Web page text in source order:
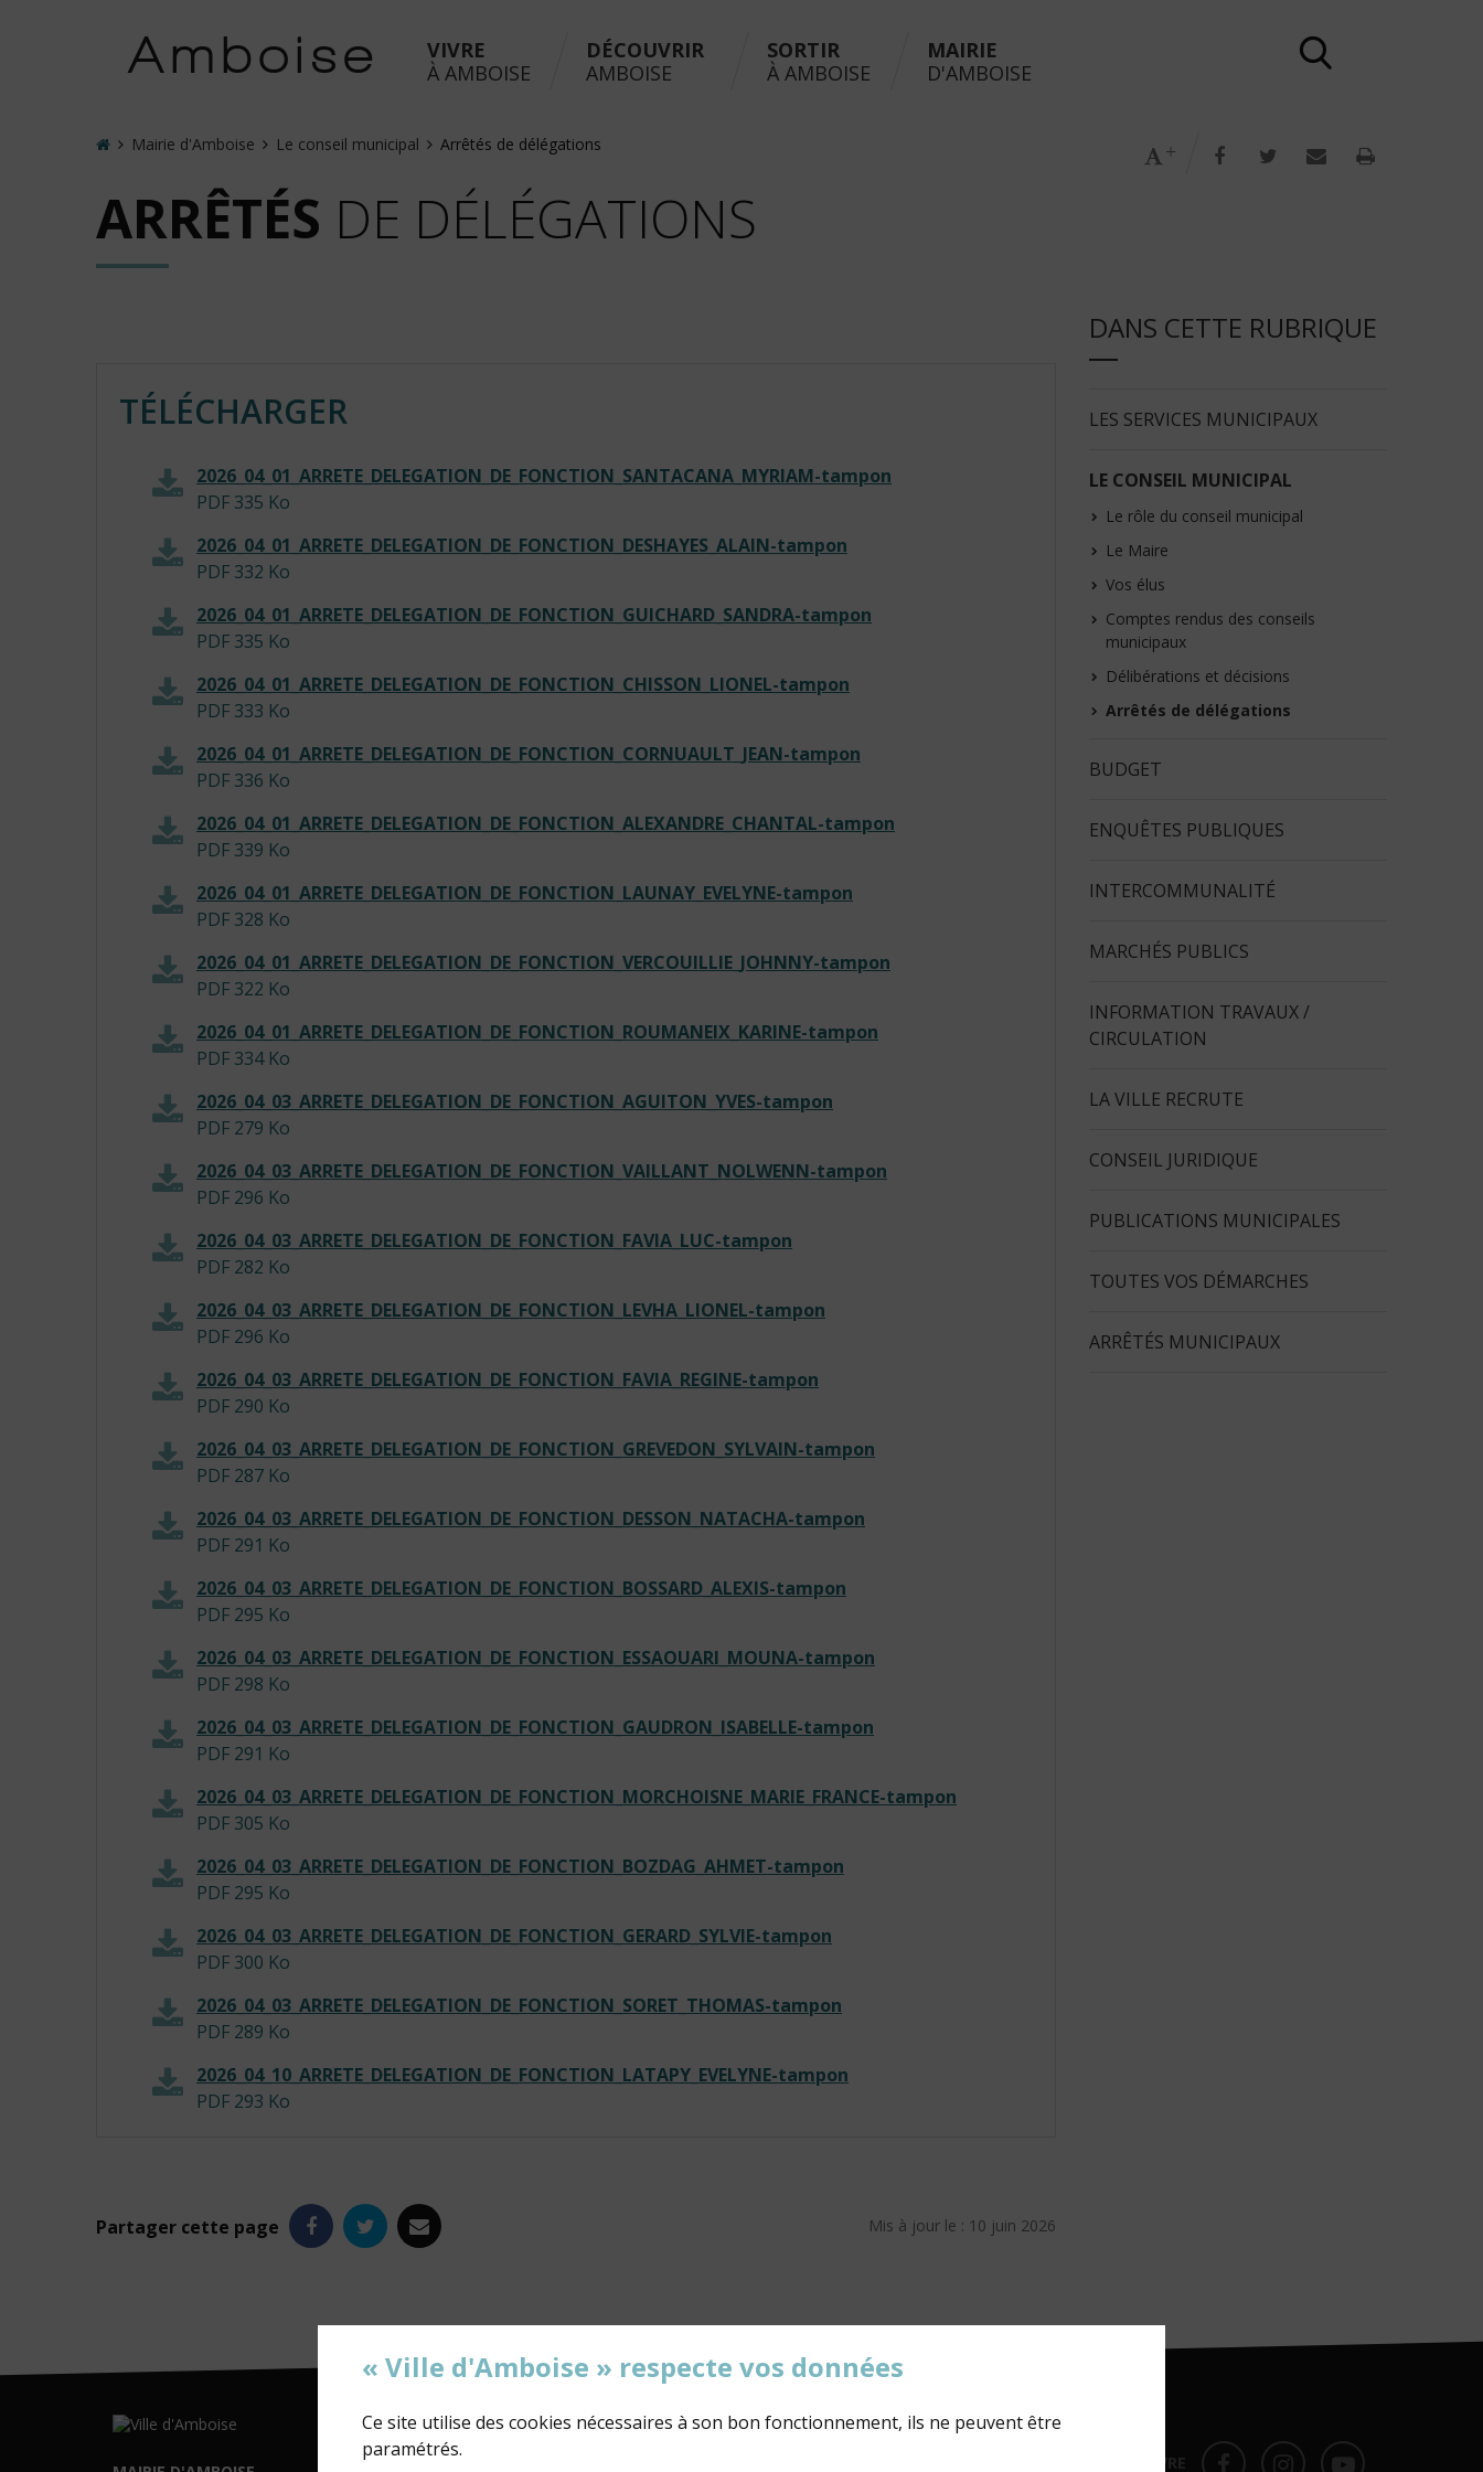
Amboise
Rechercher
dans
VIVRE
À AMBOISE
DÉCOUVRIR
AMBOISE
SORTIR
À AMBOISE
MAIRIE
D'AMBOISE
AccueilMairie d'Amboise Le conseil municipal Arrêtés de délégations Modifier la taille du texte
Partager sur Facebook
Partager sur Twitter
Partager par e-
Imprimer
ARRÊTÉS DE DÉLÉGATIONS
TÉLÉCHARGER
2026_04_01_ARRETE_DELEGATION_DE_FONCTION_SANTACANA_MYRIAM-tampon
PDF 335 Ko
2026_04_01_ARRETE_DELEGATION_DE_FONCTION_DESHAYES_ALAIN-tampon
PDF 332 Ko
2026_04_01_ARRETE_DELEGATION_DE_FONCTION_GUICHARD_SANDRA-tampon
PDF 335 Ko
2026_04_01_ARRETE_DELEGATION_DE_FONCTION_CHISSON_LIONEL-tampon
PDF 333 Ko
2026_04_01_ARRETE_DELEGATION_DE_FONCTION_CORNUAULT_JEAN-tampon
PDF 336 Ko
2026_04_01_ARRETE_DELEGATION_DE_FONCTION_ALEXANDRE_CHANTAL-tampon
PDF 339 Ko
2026_04_01_ARRETE_DELEGATION_DE_FONCTION_LAUNAY_EVELYNE-tampon
PDF 328 Ko
2026_04_01_ARRETE_DELEGATION_DE_FONCTION_VERCOUILLIE_JOHNNY-tampon
PDF 322 Ko
2026_04_01_ARRETE_DELEGATION_DE_FONCTION_ROUMANEIX_KARINE-tampon
PDF 334 Ko
2026_04_03_ARRETE_DELEGATION_DE_FONCTION_AGUITON_YVES-tampon
PDF 279 Ko
2026_04_03_ARRETE_DELEGATION_DE_FONCTION_VAILLANT_NOLWENN-tampon
PDF 296 Ko
2026_04_03_ARRETE_DELEGATION_DE_FONCTION_FAVIA_LUC-tampon
PDF 282 Ko
2026_04_03_ARRETE_DELEGATION_DE_FONCTION_LEVHA_LIONEL-tampon
PDF 296 Ko
2026_04_03_ARRETE_DELEGATION_DE_FONCTION_FAVIA_REGINE-tampon
PDF 290 Ko
2026_04_03_ARRETE_DELEGATION_DE_FONCTION_GREVEDON_SYLVAIN-tampon
PDF 287 Ko
2026_04_03_ARRETE_DELEGATION_DE_FONCTION_DESSON_NATACHA-tampon
PDF 291 Ko
2026_04_03_ARRETE_DELEGATION_DE_FONCTION_BOSSARD_ALEXIS-tampon
PDF 295 Ko
2026_04_03_ARRETE_DELEGATION_DE_FONCTION_ESSAOUARI_MOUNA-tampon
PDF 298 Ko
2026_04_03_ARRETE_DELEGATION_DE_FONCTION_GAUDRON_ISABELLE-tampon
PDF 291 Ko
2026_04_03_ARRETE_DELEGATION_DE_FONCTION_MORCHOISNE_MARIE_FRANCE-tampon
PDF 305 Ko
2026_04_03_ARRETE_DELEGATION_DE_FONCTION_BOZDAG_AHMET-tampon
PDF 295 Ko
2026_04_03_ARRETE_DELEGATION_DE_FONCTION_GERARD_SYLVIE-tampon
PDF 300 Ko
2026_04_03_ARRETE_DELEGATION_DE_FONCTION_SORET_THOMAS-tampon
PDF 289 Ko
2026_04_10_ARRETE_DELEGATION_DE_FONCTION_LATAPY_EVELYNE-tampon
PDF 293 Ko
DANS CETTE RUBRIQUE
LES SERVICES MUNICIPAUX
LE CONSEIL MUNICIPAL
Le rôle du conseil municipal
Le Maire
Vos élus
Comptes rendus des conseils
municipaux
Délibérations et décisions
Arrêtés de délégations
BUDGET
ENQUÊTES PUBLIQUES
INTERCOMMUNALITÉ
MARCHÉS PUBLICS
INFORMATION TRAVAUX /
CIRCULATION
LA VILLE RECRUTE
CONSEIL JURIDIQUE
PUBLICATIONS MUNICIPALES
TOUTES VOS DÉMARCHES
ARRÊTÉS MUNICIPAUX
Partager cette page Facebook
Twitter
e-
Mis à jour le : 10 juin 2026
NOUS SUIVRE FACEBOOK
FACEBOOKYOUTUBE
« Ville d'Amboise » respecte vos données
Ce site utilise des cookies nécessaires à son bon fonctionnement, ils ne peuvent être
paramétrés.